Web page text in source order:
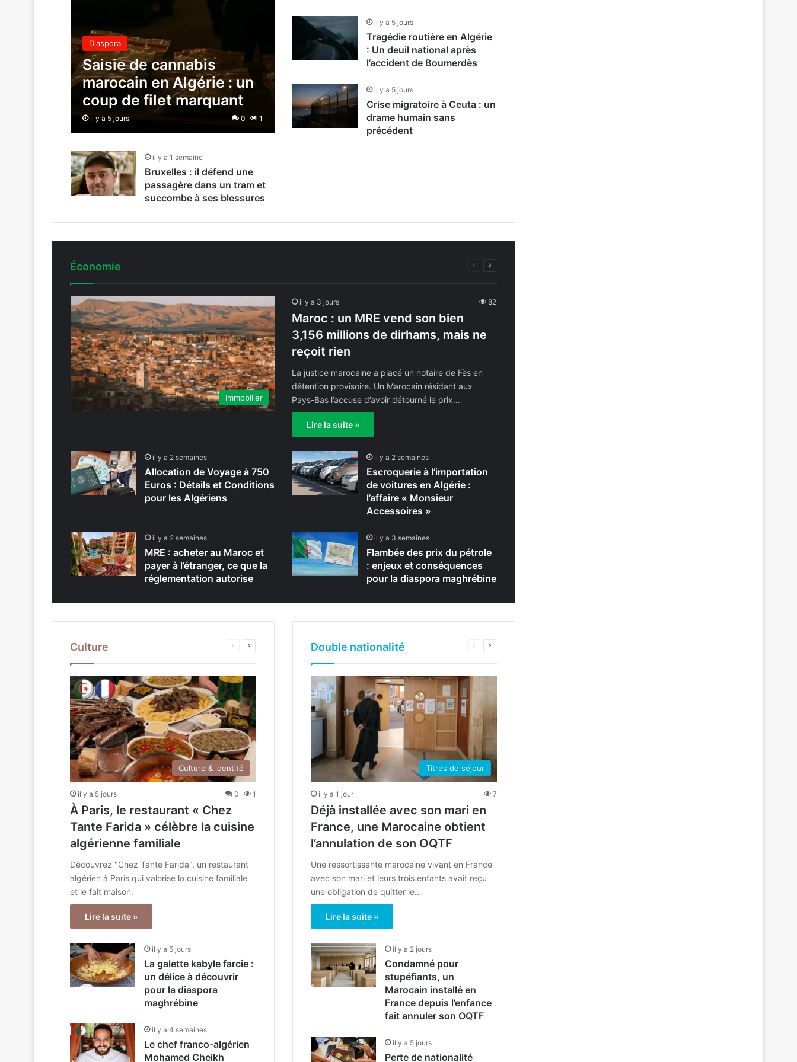
Diaspora
Saisie de cannabis
marocain en Algérie : un
coup de filet marquant
il y a 5 jours 0 1
il y a 5 jours
Tragédie routière en Algérie
: Un deuil national après
l’accident de Boumerdès
il y a 5 jours
Crise migratoire à Ceuta : un
drame humain sans
précédent
il y a 1 semaine
Bruxelles : il défend une
passagère dans un tram et
succombe à ses blessures
Économie
Page
Immobilier
il y a 3 jours 82
Maroc : un MRE vend son bien
3,156 millions de dirhams, mais ne
reçoit rien
La justice marocaine a placé un notaire de Fès en
détention provisoire. Un Marocain résidant aux
Pays-Bas l’accuse d’avoir détourné le prix…
Lire la suite »
il y a 2 semaines
Allocation de Voyage à 750
Euros : Détails et Conditions
pour les Algériens
il y a 2 semaines
Escroquerie à l’importation
de voitures en Algérie :
l’affaire « Monsieur
Accessoires »
il y a 2 semaines
MRE : acheter au Maroc et
payer à l’étranger, ce que la
réglementation autorise
il y a 3 semaines
Flambée des prix du pétrole
: enjeux et conséquences
pour la diaspora maghrébine
Culture
Page
Culture & identité
il y a 5 jours 0 1
À Paris, le restaurant « Chez
Tante Farida » célèbre la cuisine
algérienne familiale
Découvrez "Chez Tante Farida", un restaurant
algérien à Paris qui valorise la cuisine familiale
et le fait maison.
Lire la suite »
il y a 5 jours
La galette kabyle farcie :
un délice à découvrir
pour la diaspora
maghrébine
il y a 4 semaines
Le chef franco-algérien
Mohamed Cheikh
Double nationalité
Page
Titres de séjour
il y a 1 jour 7
Déjà installée avec son mari en
France, une Marocaine obtient
l’annulation de son OQTF
Une ressortissante marocaine vivant en France
avec son mari et leurs trois enfants avait reçu
une obligation de quitter le…
Lire la suite »
il y a 2 jours
Condamné pour
stupéfiants, un
Marocain installé en
France depuis l’enfance
fait annuler son OQTF
il y a 5 jours
Perte de nationalité